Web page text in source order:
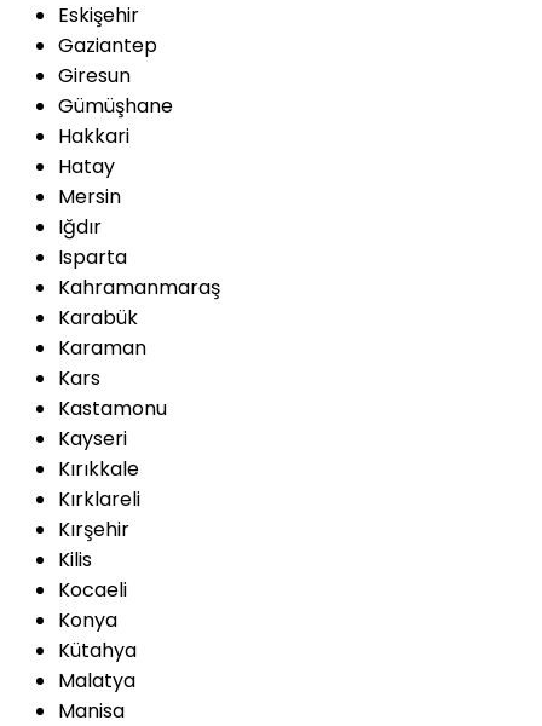
Eskişehir
Gaziantep
Giresun
Gümüşhane
Hakkari
Hatay
Mersin
Iğdır
Isparta
Kahramanmaraş
Karabük
Karaman
Kars
Kastamonu
Kayseri
Kırıkkale
Kırklareli
Kırşehir
Kilis
Kocaeli
Konya
Kütahya
Malatya
Manisa